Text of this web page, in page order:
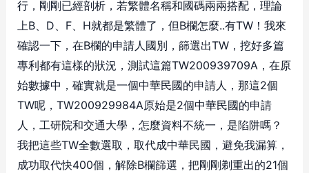
行，剛剛已經剖析，若繁體名稱和國碼兩兩搭配，理論
上B、D、F、H就都是繁體了，但B欄怎麼..有TW！我來
確認一下，在B欄的申請人國別，篩選出TW，挖好多篇
專利都有這樣的狀況，測試這篇TW200939709A，在原
始數據中，確實就是一個中華民國的申請人，那這2個
TW呢，TW200929984A原始是2個中華民國的申請
人，工研院和交通大學，怎麼資料不統一，是陷阱嗎？
我把這些TW全數選取，取代成中華民國，避免我漏算，
成功取代快400個，解除B欄篩選，把剛剛剃重出的21個